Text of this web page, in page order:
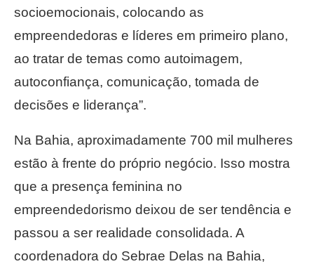
socioemocionais, colocando as
empreendedoras e líderes em primeiro plano,
ao tratar de temas como autoimagem,
autoconfiança, comunicação, tomada de
decisões e liderança”.
Na Bahia, aproximadamente 700 mil mulheres
estão à frente do próprio negócio. Isso mostra
que a presença feminina no
empreendedorismo deixou de ser tendência e
passou a ser realidade consolidada. A
coordenadora do Sebrae Delas na Bahia,